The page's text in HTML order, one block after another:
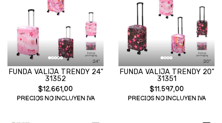
FUNDA VALIJA TRENDY 24"
31352
$12.661,00
PRECIOS NO INCLUYEN IVA
FUNDA VALIJA TRENDY 20"
31351
$11.597,00
PRECIOS NO INCLUYEN IVA